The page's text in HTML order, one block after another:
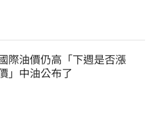
際油價仍高「下週是否漲
」中油公布了